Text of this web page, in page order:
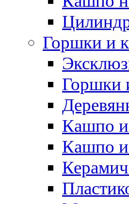
Горшки и
Горшки
Кашпо
Кашпо